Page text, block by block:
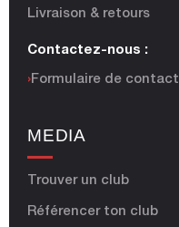
Livraison & retours
Contactez-nous :
›Formulaire de contact
MEDIA
Trouver un club
Référencer ton club